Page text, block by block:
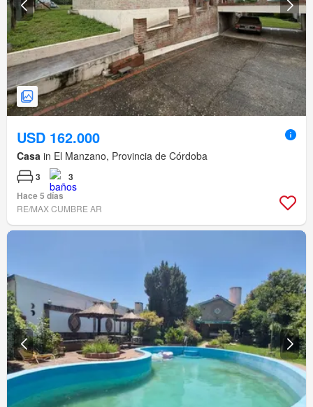
USD 162.000
Casa in El Manzano, Provincia de Córdoba
3
3
Hace 5 días
RE/MAX CUMBRE AR